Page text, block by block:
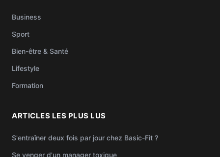
Business
Sport
Bien-être & Santé
Lifestyle
Formation
ARTICLES LES PLUS LUS
S'entraîner deux fois par jour chez Basic-Fit ?
Se venger d'un manager toxique